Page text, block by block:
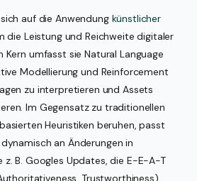
auf die Anwendung künstlicher
die Leistung und Reichweite digitaler
Kern umfasst sie Natural Language
Modellierung und Reinforcement
zu interpretieren und Assets
Im Gegensatz zu traditionellen
Heuristiken beruhen, passt
an Änderungen in
z. B. Googles Updates, die E-E-A-T
Trustworthiness)